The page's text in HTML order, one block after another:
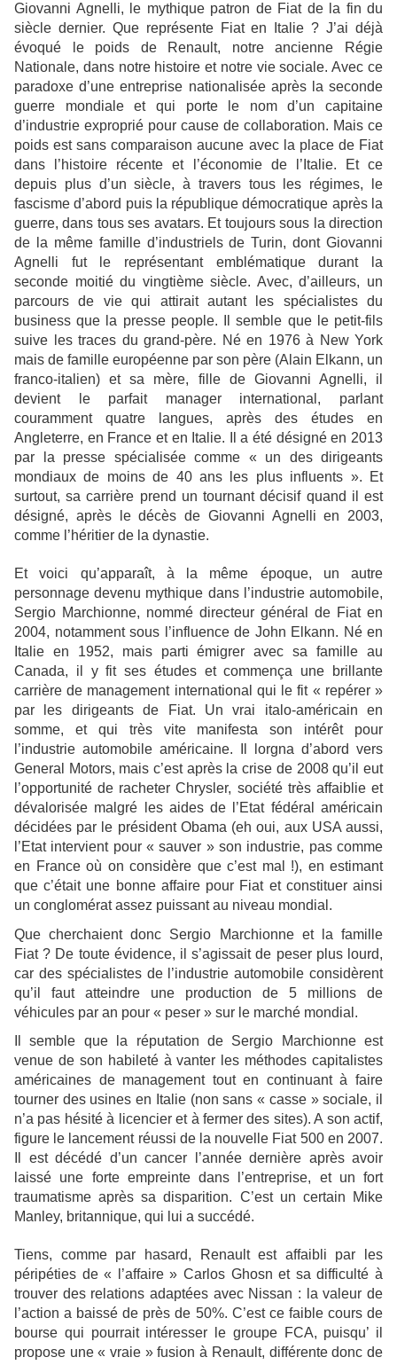
Giovanni Agnelli, le mythique patron de Fiat de la fin du
siècle dernier. Que représente Fiat en Italie ? J’ai déjà
évoqué le poids de Renault, notre ancienne Régie
Nationale, dans notre histoire et notre vie sociale. Avec ce
paradoxe d’une entreprise nationalisée après la seconde
guerre mondiale et qui porte le nom d’un capitaine
d’industrie exproprié pour cause de collaboration. Mais ce
poids est sans comparaison aucune avec la place de Fiat
dans l’histoire récente et l’économie de l’Italie. Et ce
depuis plus d’un siècle, à travers tous les régimes, le
fascisme d’abord puis la république démocratique après la
guerre, dans tous ses avatars. Et toujours sous la direction
de la même famille d’industriels de Turin, dont Giovanni
Agnelli fut le représentant emblématique durant la
seconde moitié du vingtième siècle. Avec, d’ailleurs, un
parcours de vie qui attirait autant les spécialistes du
business que la presse people. Il semble que le petit-fils
suive les traces du grand-père. Né en 1976 à New York
mais de famille européenne par son père (Alain Elkann, un
franco-italien) et sa mère, fille de Giovanni Agnelli, il
devient le parfait manager international, parlant
couramment quatre langues, après des études en
Angleterre, en France et en Italie. Il a été désigné en 2013
par la presse spécialisée comme « un des dirigeants
mondiaux de moins de 40 ans les plus influents ». Et
surtout, sa carrière prend un tournant décisif quand il est
désigné, après le décès de Giovanni Agnelli en 2003,
comme l’héritier de la dynastie.
Et voici qu’apparaît, à la même époque, un autre
personnage devenu mythique dans l’industrie automobile,
Sergio Marchionne, nommé directeur général de Fiat en
2004, notamment sous l’influence de John Elkann. Né en
Italie en 1952, mais parti émigrer avec sa famille au
Canada, il y fit ses études et commença une brillante
carrière de management international qui le fit « repérer »
par les dirigeants de Fiat. Un vrai italo-américain en
somme, et qui très vite manifesta son intérêt pour
l’industrie automobile américaine. Il lorgna d’abord vers
General Motors, mais c’est après la crise de 2008 qu’il eut
l’opportunité de racheter Chrysler, société très affaiblie et
dévalorisée malgré les aides de l’Etat fédéral américain
décidées par le président Obama (eh oui, aux USA aussi,
l’Etat intervient pour « sauver » son industrie, pas comme
en France où on considère que c’est mal !), en estimant
que c’était une bonne affaire pour Fiat et constituer ainsi
un conglomérat assez puissant au niveau mondial.
Que cherchaient donc Sergio Marchionne et la famille
Fiat ? De toute évidence, il s’agissait de peser plus lourd,
car des spécialistes de l’industrie automobile considèrent
qu’il faut atteindre une production de 5 millions de
véhicules par an pour « peser » sur le marché mondial.
Il semble que la réputation de Sergio Marchionne est
venue de son habileté à vanter les méthodes capitalistes
américaines de management tout en continuant à faire
tourner des usines en Italie (non sans « casse » sociale, il
n’a pas hésité à licencier et à fermer des sites). A son actif,
figure le lancement réussi de la nouvelle Fiat 500 en 2007.
Il est décédé d’un cancer l’année dernière après avoir
laissé une forte empreinte dans l’entreprise, et un fort
traumatisme après sa disparition. C’est un certain Mike
Manley, britannique, qui lui a succédé.
Tiens, comme par hasard, Renault est affaibli par les
péripéties de « l’affaire » Carlos Ghosn et sa difficulté à
trouver des relations adaptées avec Nissan : la valeur de
l’action a baissé de près de 50%. C’est ce faible cours de
bourse qui pourrait intéresser le groupe FCA, puisqu’ il
propose une « vraie » fusion à Renault, différente donc de